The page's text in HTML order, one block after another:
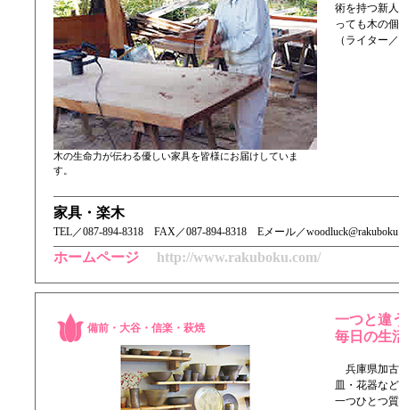
木の生命力が伝わる優しい家具を皆様にお届けしていま
す。
術を持つ新
っても木の
（ライター
家具・楽木
TEL／ 087-894-8318 FAX／087-894-8318 Eメール／
ホームページ http://www.rakuboku.com/
備前・大谷・信楽・萩焼
一つと違
毎日の生
兵庫県加古
皿・花器な
一つひとつ